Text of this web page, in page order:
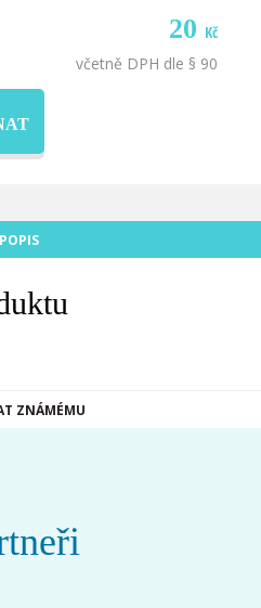
20 Kč
včetně DPH dle § 90
POPIS
ZNÁMÉMU